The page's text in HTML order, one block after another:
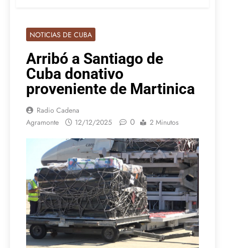
NOTICIAS DE CUBA
Arribó a Santiago de
Cuba donativo
proveniente de Martinica
Radio Cadena
Agramonte
12/12/2025 0 2 Minutos